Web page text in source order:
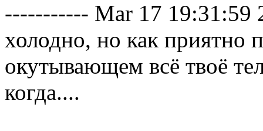
----------- Mar 17 19:31:59
холодно, но как приятно
окутывающем всё твоё
когда....